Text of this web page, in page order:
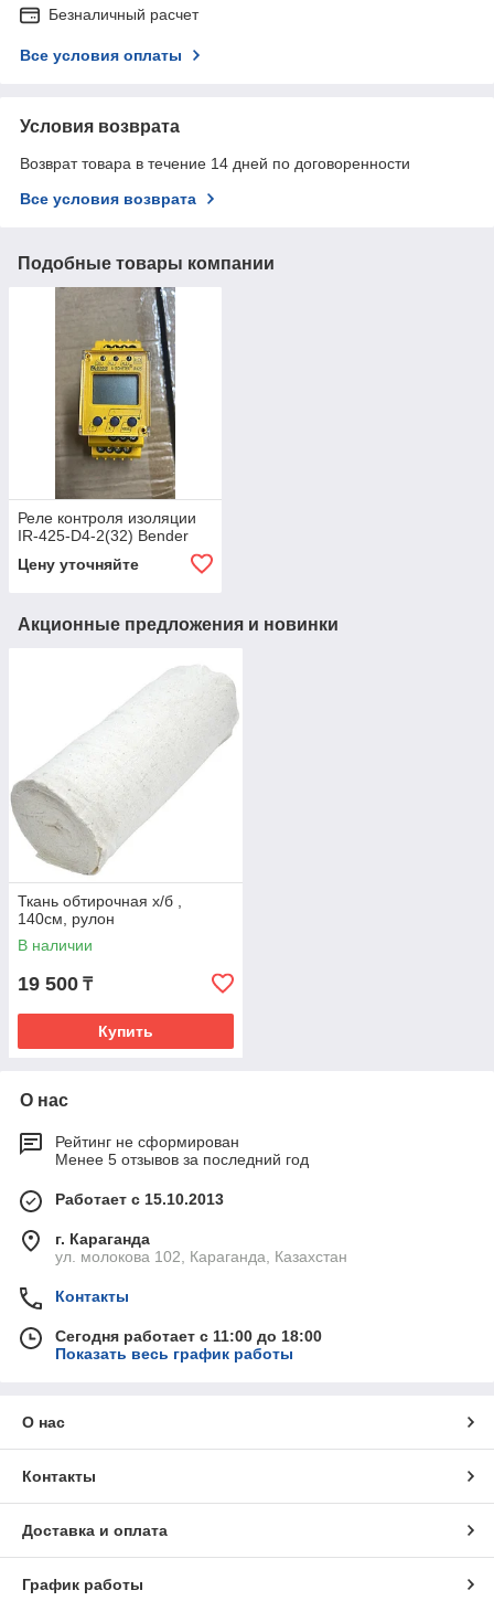
Безналичный расчет
Все условия оплаты
Условия возврата
Возврат товара в течение 14 дней по договоренности
Все условия возврата
Подобные товары компании
Реле контроля изоляции
IR-425-D4-2(32) Bender
Цену уточняйте
Акционные предложения и новинки
Ткань обтирочная х/б ,
140см, рулон
В наличии
19 500 ₸
Купить
О нас
Рейтинг не сформирован
Менее 5 отзывов за последний год
Работает с 15.10.2013
г. Караганда
ул. молокова 102, Караганда, Казахстан
Контакты
Сегодня работает с 11:00 до 18:00
Показать весь график работы
О нас
Контакты
Доставка и оплата
График работы